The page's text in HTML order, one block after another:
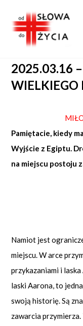
2025.03.16
WIELKIEGO
Pamiętacie, kiedy
Wyjście z Egiptu.
na miejscu postoju
Namiot jest
miejscu. W arce
przykazaniami i
laski Aarona, to
swoją historię. Są
zawarcia przymierza.